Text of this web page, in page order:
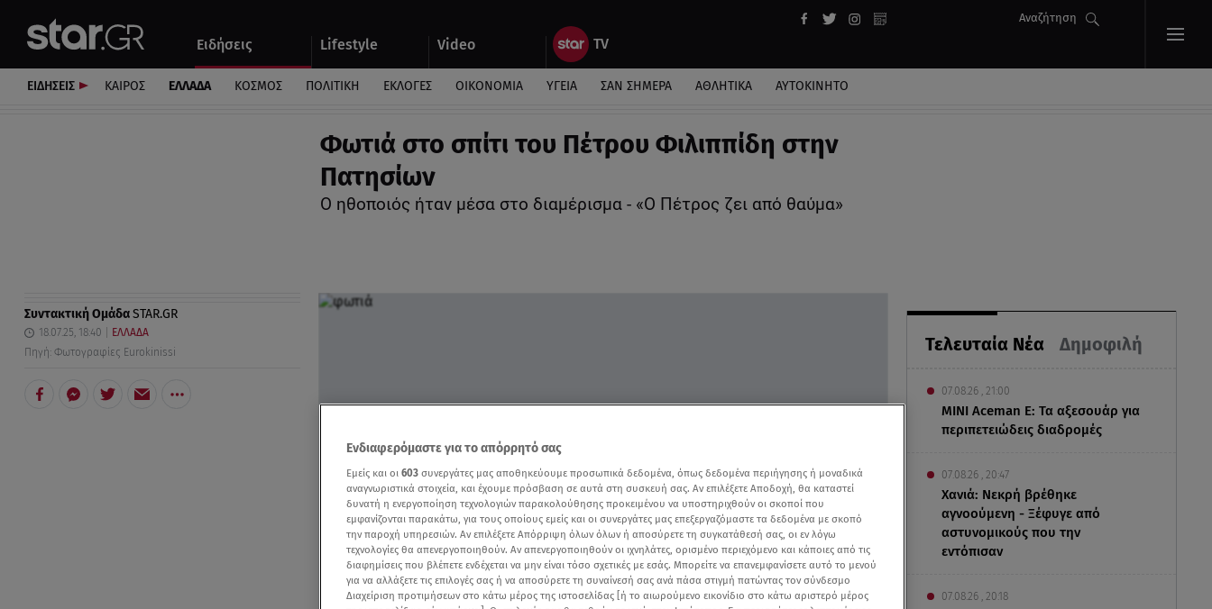
Ειδήσεις Lifestyle Video
Αναζήτηση
Αυτοκίνητο
ΕΙΔΗΣΕΙΣ ΚΑΙΡΟΣ ΕΛΛΑΔΑ ΚΟΣΜΟΣ ΠΟΛΙΤΙΚΗ ΕΚΛΟΓΕΣ ΟΙΚΟΝΟΜΙΑ ΥΓΕΙΑ ΣΑΝ ΣΗΜΕΡΑ ΑΘΛΗΤΙΚΑ ΑΥΤΟΚΙΝΗΤΟ
Φωτιά στο σπίτι του Πέτρου Φιλιππίδη στην
Πατησίων
Ο ηθοποιός ήταν μέσα στο διαμέρισμα - «O Πέτρος ζει από θαύμα»
Τελευταία Νέα Δημοφιλή
07.08.26 , 21:00
MINI Aceman E: Τα αξεσουάρ για
περιπετειώδεις διαδρομές
07.08.26 , 20:47
Χανιά: Νεκρή βρέθηκε
αγνοούμενη - Ξέφυγε από
αστυνομικούς που την
εντόπισαν
07.08.26 , 20:18
Συντακτική ΟμάδαSTAR.GR
18.07.25, 18:40
ΕΛΛΑΔΑ
Πηγή: Φωτογραφίες Eurokinissi
Ενδιαφερόμαστε για το απόρρητό σας
Εμείς και οι 603 συνεργάτες μας αποθηκεύουμε προσωπικά δεδομένα, όπως δεδομένα περιήγησης ή μοναδικά
αναγνωριστικά στοιχεία, και έχουμε πρόσβαση σε αυτά στη συσκευή σας. Αν επιλέξετε Αποδοχή, θα καταστεί
δυνατή η ενεργοποίηση τεχνολογιών παρακολούθησης προκειμένου να υποστηριχθούν οι σκοποί που
εμφανίζονται παρακάτω, για τους οποίους εμείς και οι συνεργάτες μας επεξεργαζόμαστε τα δεδομένα με σκοπό
την παροχή υπηρεσιών. Αν επιλέξετε Απόρριψη όλων όλων ή αποσύρετε τη συγκατάθεσή σας, οι εν λόγω
τεχνολογίες θα απενεργοποιηθούν. Αν απενεργοποιηθούν οι ιχνηλάτες, ορισμένο περιεχόμενο και κάποιες από τις
διαφημίσεις που βλέπετε ενδέχεται να μην είναι τόσο σχετικές με εσάς. Μπορείτε να επανεμφανίσετε αυτό το μενού
για να αλλάξετε τις επιλογές σας ή να αποσύρετε τη συναίνεσή σας ανά πάσα στιγμή πατώντας τον σύνδεσμο
Διαχείριση προτιμήσεων στο κάτω μέρος της ιστοσελίδας [ή το αιωρούμενο εικονίδιο στο κάτω αριστερό μέρος